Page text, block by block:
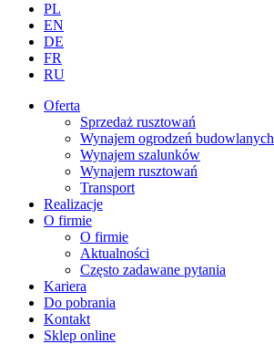
PL
EN
DE
FR
RU
Oferta
Sprzedaż rusztowań
Wynajem ogrodzeń budowlanych
Wynajem szalunków
Wynajem rusztowań
Transport
Realizacje
O firmie
O firmie
Aktualności
Często zadawane pytania
Kariera
Do pobrania
Kontakt
Sklep online